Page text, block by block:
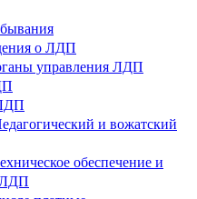
о ЛДП
управления ЛДП
и вожатский
обеспечение и
ЛДП